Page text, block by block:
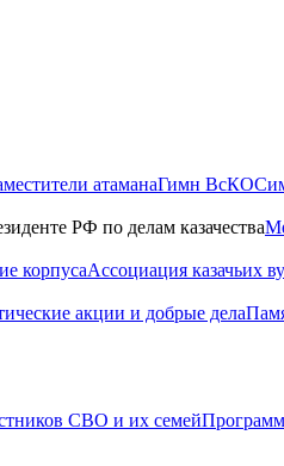
атаманаГимн ВсКО
РФ по делам казачества
корпусаАссоциация казачьих
акции и добрые дела
СВО и их семей